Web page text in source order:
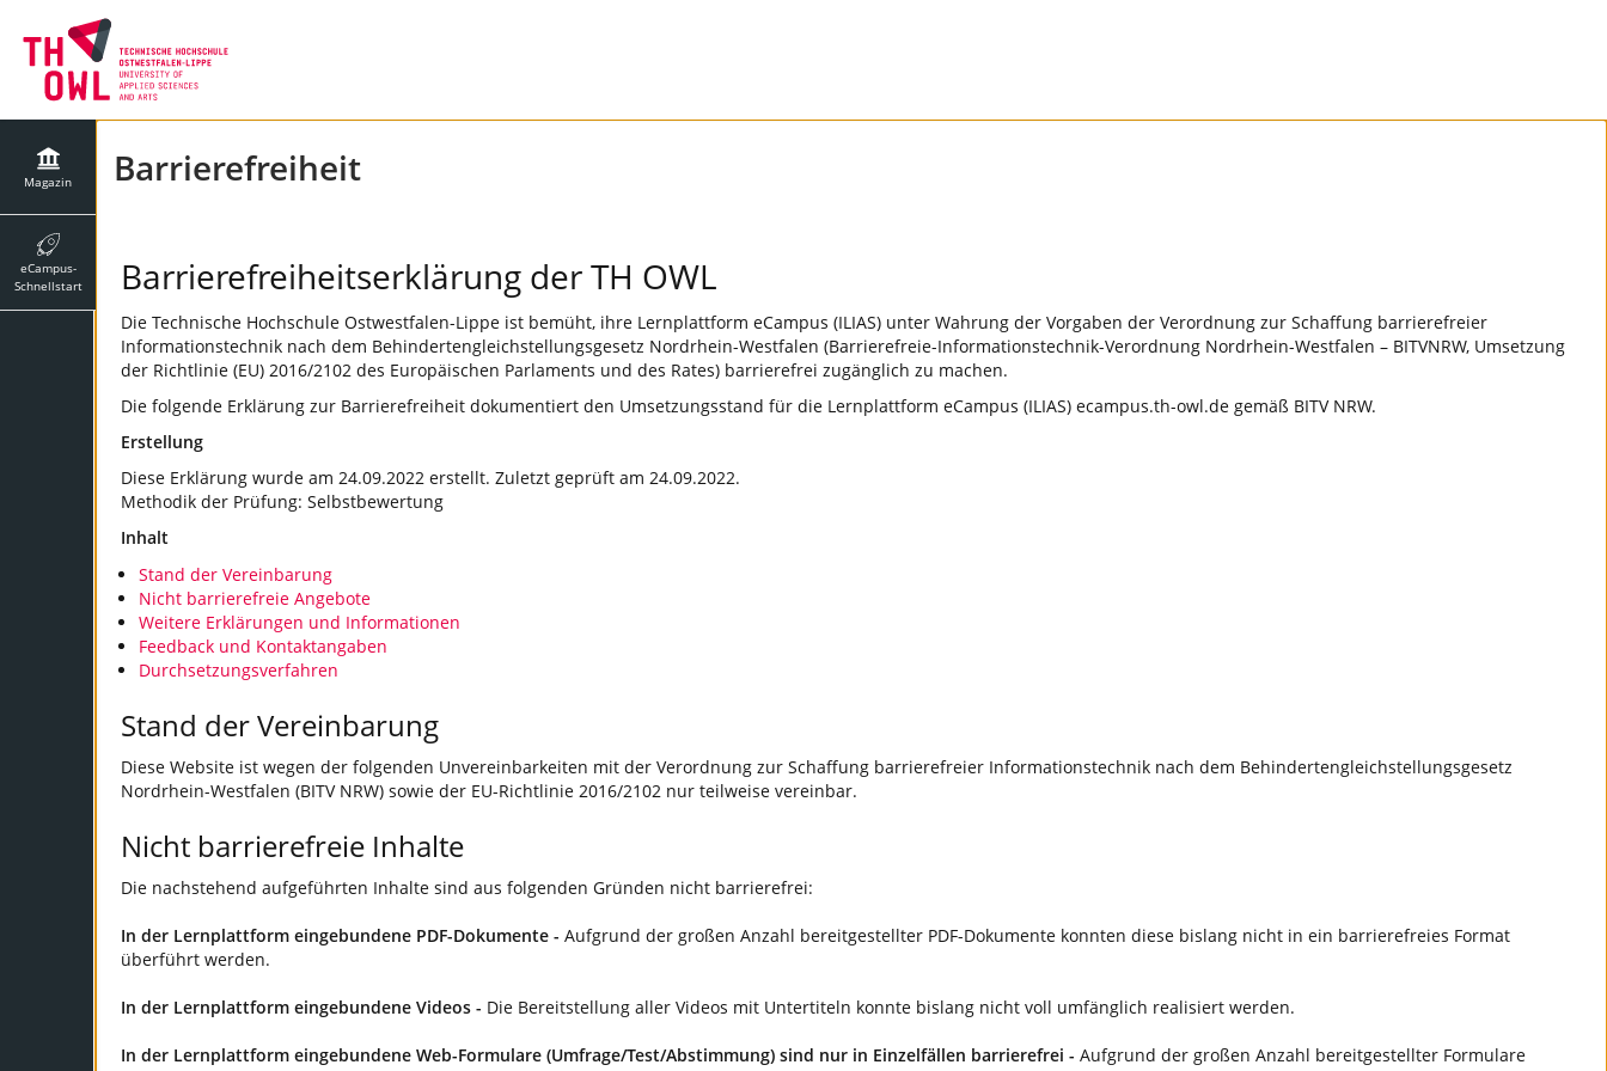
Magazin
eCampus-
Schnellstart
Barrierefreiheit
Barrierefreiheitserklärung der TH OWL
Die Technische Hochschule Ostwestfalen-Lippe ist bemüht, ihre Lernplattform eCampus (ILIAS) unter Wahrung der Vorgaben der Verordnung zur Schaffung barrierefreier
Informationstechnik nach dem Behindertengleichstellungsgesetz Nordrhein-Westfalen (Barrierefreie-Informationstechnik-Verordnung Nordrhein-Westfalen – BITVNRW, Umsetzung
der Richtlinie (EU) 2016/2102 des Europäischen Parlaments und des Rates) barrierefrei zugänglich zu machen.
Die folgende Erklärung zur Barrierefreiheit dokumentiert den Umsetzungsstand für die Lernplattform eCampus (ILIAS) ecampus.th-owl.de gemäß BITV NRW.
Erstellung
Diese Erklärung wurde am 24.09.2022 erstellt. Zuletzt geprüft am 24.09.2022.
Methodik der Prüfung: Selbstbewertung
Inhalt
Stand der Vereinbarung
Nicht barrierefreie Angebote
Weitere Erklärungen und Informationen
Feedback und Kontaktangaben
Durchsetzungsverfahren
Stand der Vereinbarung
Diese Website ist wegen der folgenden Unvereinbarkeiten mit der Verordnung zur Schaffung barrierefreier Informationstechnik nach dem Behindertengleichstellungsgesetz
Nordrhein-Westfalen (BITV NRW) sowie der EU-Richtlinie 2016/2102 nur teilweise vereinbar.
Nicht barrierefreie Inhalte
Die nachstehend aufgeführten Inhalte sind aus folgenden Gründen nicht barrierefrei:
In der Lernplattform eingebundene PDF-Dokumente - Aufgrund der großen Anzahl bereitgestellter PDF-Dokumente konnten diese bislang nicht in ein barrierefreies Format
überführt werden.
In der Lernplattform eingebundene Videos - Die Bereitstellung aller Videos mit Untertiteln konnte bislang nicht voll umfänglich realisiert werden.
In der Lernplattform eingebundene Web-Formulare (Umfrage/Test/Abstimmung) sind nur in Einzelfällen barrierefrei - Aufgrund der großen Anzahl bereitgestellter Formulare